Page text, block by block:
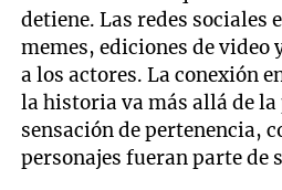
detiene. Las redes sociales
memes, ediciones de video
a los actores. La conexión
la historia va más allá de
sensación de pertenencia,
personajes fueran parte de